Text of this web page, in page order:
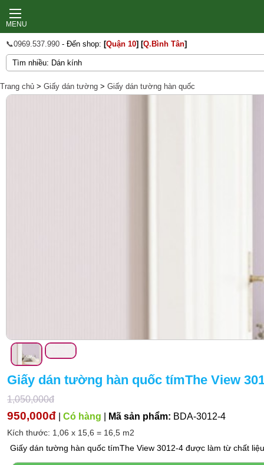
MENU
📞0969.537.990 - Đến shop: [Quận 10] [Q.Bình Tân]
Trang chủ > Giấy dán tường > Giấy dán tường hàn quốc
Giấy dán tường hàn quốc tímThe View
1,050,000đ
950,000đ Có hàng Mã sản phẩm: BDA-3012-4
Kích thước: 1,06 x 15,6 = 16,5 m2
Giấy dán tường hàn quốc tímThe View 3012-4 được làm từ chất